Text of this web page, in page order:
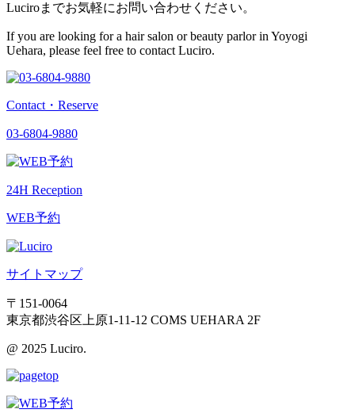
Luciroまでお気軽にお問い合わせください。
If you are looking for a hair salon or beauty parlor in Yoyogi
Uehara, please feel free to contact Luciro.
Contact・Reserve
03-6804-9880
24H Reception
WEB予約
サイトマップ
〒151-0064
東京都渋谷区上原1-11-12 COMS UEHARA 2F
@ 2025 Luciro.